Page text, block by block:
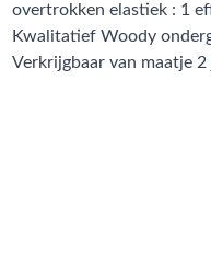
overtrokken elastiek : 1
Kwalitatief Woody
Verkrijgbaar van maatje